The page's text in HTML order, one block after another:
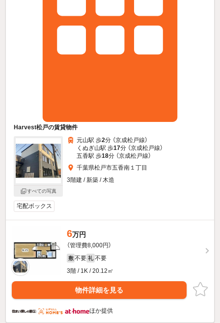
Harvest松戸の賃貸物件
すべての写真
元山駅 歩2分 （京成松戸線）
くぬぎ山駅 歩17分 （京成松戸線）
五香駅 歩18分 （京成松戸線）
千葉県松戸市五香南１丁目
3階建 / 新築 / 木造
宅配ボックス
6万円
（管理費8,000円）
敷 不要 礼 不要
3階 / 1K / 20.12㎡
物件詳細を見る
ほか提供